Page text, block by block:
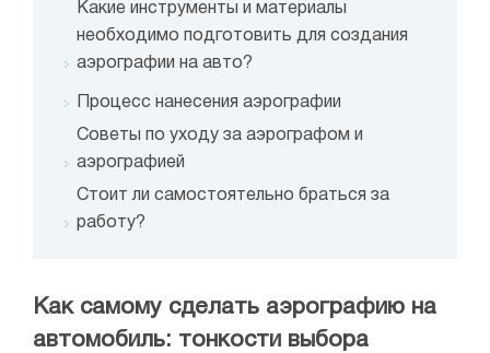
Какие инструменты и материалы
необходимо подготовить для создания
аэрографии на авто?
Процесс нанесения аэрографии
Советы по уходу за аэрографом и
аэрографией
Стоит ли самостоятельно браться за
работу?
Как самому сделать аэрографию на
автомобиль: тонкости выбора